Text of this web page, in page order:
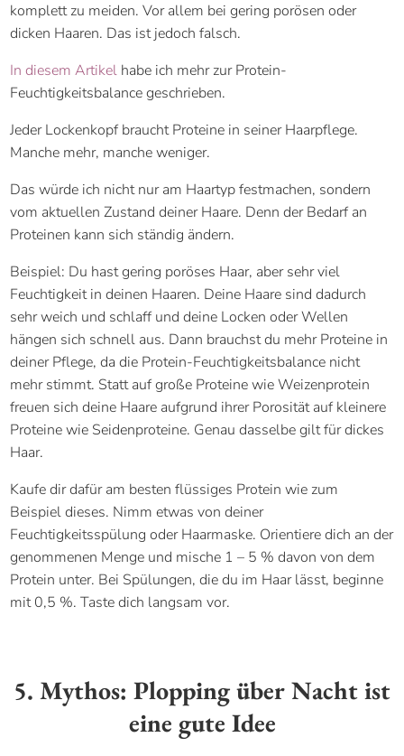
komplett zu meiden. Vor allem bei gering porösen oder
dicken Haaren. Das ist jedoch falsch.
In diesem Artikel habe ich mehr zur Protein-
Feuchtigkeitsbalance geschrieben.
Jeder Lockenkopf braucht Proteine in seiner Haarpflege.
Manche mehr, manche weniger.
Das würde ich nicht nur am Haartyp festmachen, sondern
vom aktuellen Zustand deiner Haare. Denn der Bedarf an
Proteinen kann sich ständig ändern.
Beispiel: Du hast gering poröses Haar, aber sehr viel
Feuchtigkeit in deinen Haaren. Deine Haare sind dadurch
sehr weich und schlaff und deine Locken oder Wellen
hängen sich schnell aus. Dann brauchst du mehr Proteine in
deiner Pflege, da die Protein-Feuchtigkeitsbalance nicht
mehr stimmt. Statt auf große Proteine wie Weizenprotein
freuen sich deine Haare aufgrund ihrer Porosität auf kleinere
Proteine wie Seidenproteine. Genau dasselbe gilt für dickes
Haar.
Kaufe dir dafür am besten flüssiges Protein wie zum
Beispieldieses. Nimm etwas von deiner
Feuchtigkeitsspülung oder Haarmaske. Orientiere dich an der
genommenen Menge und mische 1 – 5 % davon von dem
Protein unter. Bei Spülungen, die du im Haar lässt, beginne
mit 0,5 %. Taste dich langsam vor.
5. Mythos: Plopping über Nacht ist
eine gute Idee